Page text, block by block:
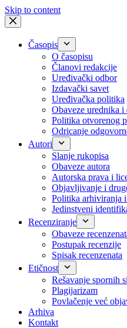
Skip to content
Časopis
O časopisu
Članovi redakcije
Uređivački odbor
Izdavački savet
Uređivačka politika
Obaveze urednika i
Politika otvorenog
Odricanje
Autori
Slanje rukopisa
Obaveze autora
Autorska prava i
Objavljivanje i
Politika arhiviranja
Jedinstveni
Recenziranje
Obaveze
Postupak recenzije
Spisak recenzenata
Etičnost
Rešavanje spornih
Plagijarizam
Povlačenje već
Arhiva
Kontakt